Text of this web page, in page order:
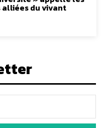
alliées du vivant